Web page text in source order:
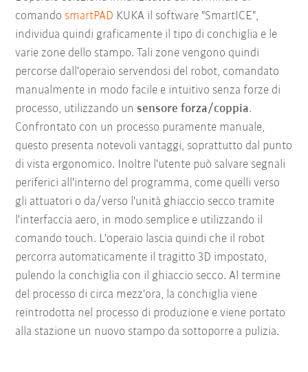
comando smartPAD KUKA il software "SmartICE",
individua quindi graficamente il tipo di conchiglia e le
varie zone dello stampo. Tali zone vengono quindi
percorse dall'operaio servendosi del robot, comandato
manualmente in modo facile e intuitivo senza forze di
processo, utilizzando unsensore forza/coppia.
Confrontato con un processo puramente manuale,
questo presenta notevoli vantaggi, soprattutto dal punto
di vista ergonomico. Inoltre l'utente può salvare segnali
periferici all'interno del programma, come quelli verso
gli attuatori o da/verso l'unità ghiaccio secco tramite
l'interfaccia aero, in modo semplice e utilizzando il
comando touch. L'operaio lascia quindi che il robot
percorra automaticamente il tragitto 3D impostato,
pulendo la conchiglia con il ghiaccio secco. Al termine
del processo di circa mezz'ora, la conchiglia viene
reintrodotta nel processo di produzione e viene portato
alla stazione un nuovo stampo da sottoporre a pulizia.